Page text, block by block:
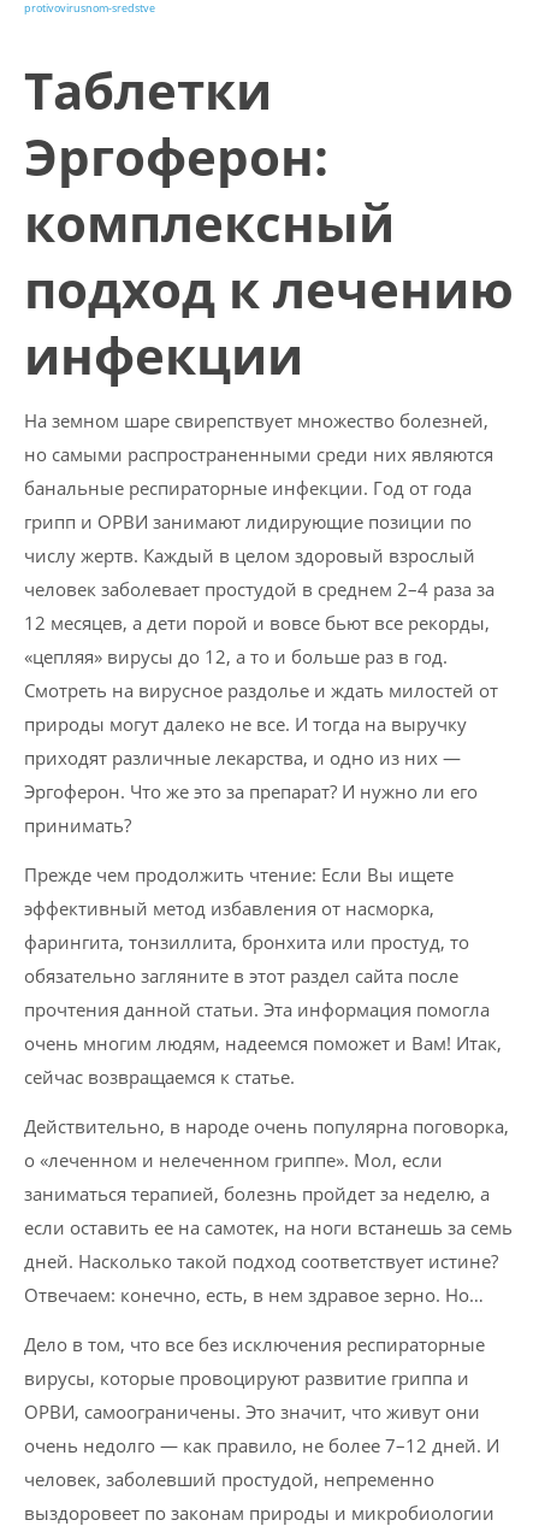
protivovirusnom-sredstve
Таблетки
Эргоферон:
комплексный
подход к лечению
инфекции
На земном шаре свирепствует множество болезней,
но самыми распространенными среди них являются
банальные респираторные инфекции. Год от года
грипп и ОРВИ занимают лидирующие позиции по
числу жертв. Каждый в целом здоровый взрослый
человек заболевает простудой в среднем 2–4 раза за
12 месяцев, а дети порой и вовсе бьют все рекорды,
«цепляя» вирусы до 12, а то и больше раз в год.
Смотреть на вирусное раздолье и ждать милостей от
природы могут далеко не все. И тогда на выручку
приходят различные лекарства, и одно из них —
Эргоферон. Что же это за препарат? И нужно ли его
принимать?
Прежде чем продолжить чтение: Если Вы ищете
эффективный метод избавления от насморка,
фарингита, тонзиллита, бронхита или простуд, то
обязательно загляните в этот раздел сайта после
прочтения данной статьи. Эта информация помогла
очень многим людям, надеемся поможет и Вам! Итак,
сейчас возвращаемся к статье.
Действительно, в народе очень популярна поговорка,
о «леченном и нелеченном гриппе». Мол, если
заниматься терапией, болезнь пройдет за неделю, а
если оставить ее на самотек, на ноги встанешь за семь
дней. Насколько такой подход соответствует истине?
Отвечаем: конечно, есть, в нем здравое зерно. Но…
Дело в том, что все без исключения респираторные
вирусы, которые провоцируют развитие гриппа и
ОРВИ, самоограничены. Это значит, что живут они
очень недолго — как правило, не более 7–12 дней. И
человек, заболевший простудой, непременно
выздоровеет по законам природы и микробиологии